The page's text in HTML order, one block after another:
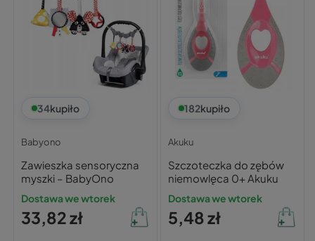
34kupiło
Babyono
Zawieszka sensoryczna
myszki – BabyOno
Dostawa we wtorek
33,82 zł
182kupiło
Akuku
Szczoteczka do zębów
niemowlęca 0+ Akuku
Dostawa we wtorek
5,48 zł